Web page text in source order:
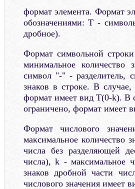
формат элемента. Формат
обозначениями: T -
дробное).
Формат символьной
минимальное количество
символ "-" - разделитель,
знаков в строке. В
формат имеет вид T(0-k). В
ограничено, формат имеет
Формат числового
максимальное количество
числа без разделяющей
числа), k - максимальное
знаков дробной части
числового значения имеет